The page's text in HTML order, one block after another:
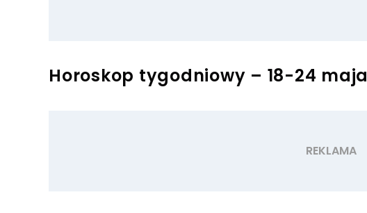
Horoskop tygodniowy – 18-24 maja